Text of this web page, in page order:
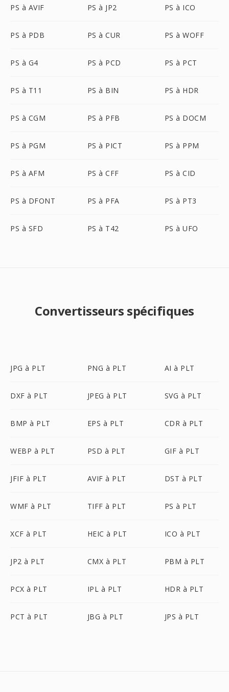
PS à AVIF PS à JP2 PS à ICO
PS à PDB PS à CUR PS à WOFF
PS à G4 PS à PCD PS à PCT
PS à T11 PS à BIN PS à HDR
PS à CGM PS à PFB PS à DOCM
PS à PGM PS à PICT PS à PPM
PS à AFM PS à CFF PS à CID
PS à DFONT PS à PFA PS à PT3
PS à SFD PS à T42 PS à UFO
Convertisseurs spécifiques
JPG à PLT PNG à PLT AI à PLT
DXF à PLT JPEG à PLT SVG à PLT
BMP à PLT EPS à PLT CDR à PLT
WEBP à PLT PSD à PLT GIF à PLT
JFIF à PLT AVIF à PLT DST à PLT
WMF à PLT TIFF à PLT PS à PLT
XCF à PLT HEIC à PLT ICO à PLT
JP2 à PLT CMX à PLT PBM à PLT
PCX à PLT IPL à PLT HDR à PLT
PCT à PLT JBG à PLT JPS à PLT